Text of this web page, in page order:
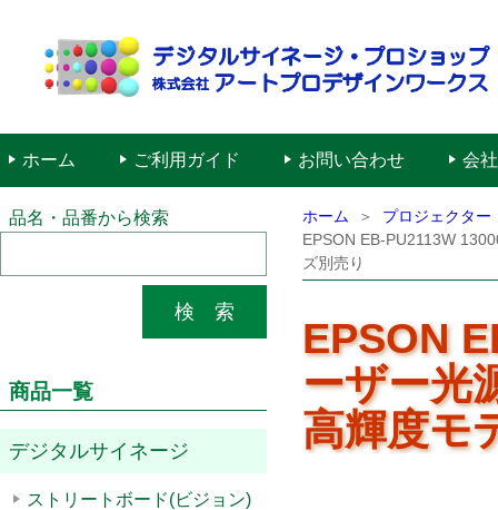
ホーム ご利用ガイド お問い合わせ 会
ホーム
プロジェクター
EPSON EB-PU2113W
ズ別売り
EPSON
ーザー光
高輝度
品名・品番から検索
商品一覧
デジタルサイネージ
ストリートボード(ビジョン)